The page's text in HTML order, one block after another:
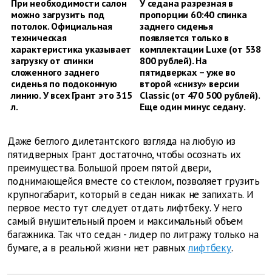
При необходимости салон
можно загрузить под
потолок. Официальная
техническая
характеристика указывает
загрузку от спинки
сложенного заднего
сиденья по подоконную
линию. У всех Грант это 315
л.
У седана разрезная в
пропорции 60:40 спинка
заднего сиденья
появляется только в
комплектации Luxe (от 538
800 рублей). На
пятидверках – уже во
второй «снизу» версии
Classic (от 470 500 рублей).
Еще один минус седану.
Даже беглого дилетантского взгляда на любую из
пятидверных Грант достаточно, чтобы осознать их
преимущества. Большой проем пятой двери,
поднимающейся вместе со стеклом, позволяет грузить
крупногабарит, который в седан никак не запихать. И
первое место тут следует отдать лифтбеку. У него
самый внушительный проем и максимальный объем
багажника. Так что седан - лидер по литражу только на
бумаге, а в реальной жизни нет равных лифтбеку.